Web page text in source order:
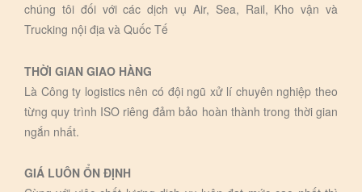
chúng tôi đối với các dịch vụ Air, Sea, Rail, Kho vận và
Trucking nội địa và Quốc Tế
THỜI GIAN GIAO HÀNG
Là Công ty logistics nên có đội ngũ xử lí chuyên nghiệp theo
từng quy trình ISO riêng đảm bảo hoàn thành trong thời gian
ngắn nhất.
GIÁ LUÔN ỔN ĐỊNH